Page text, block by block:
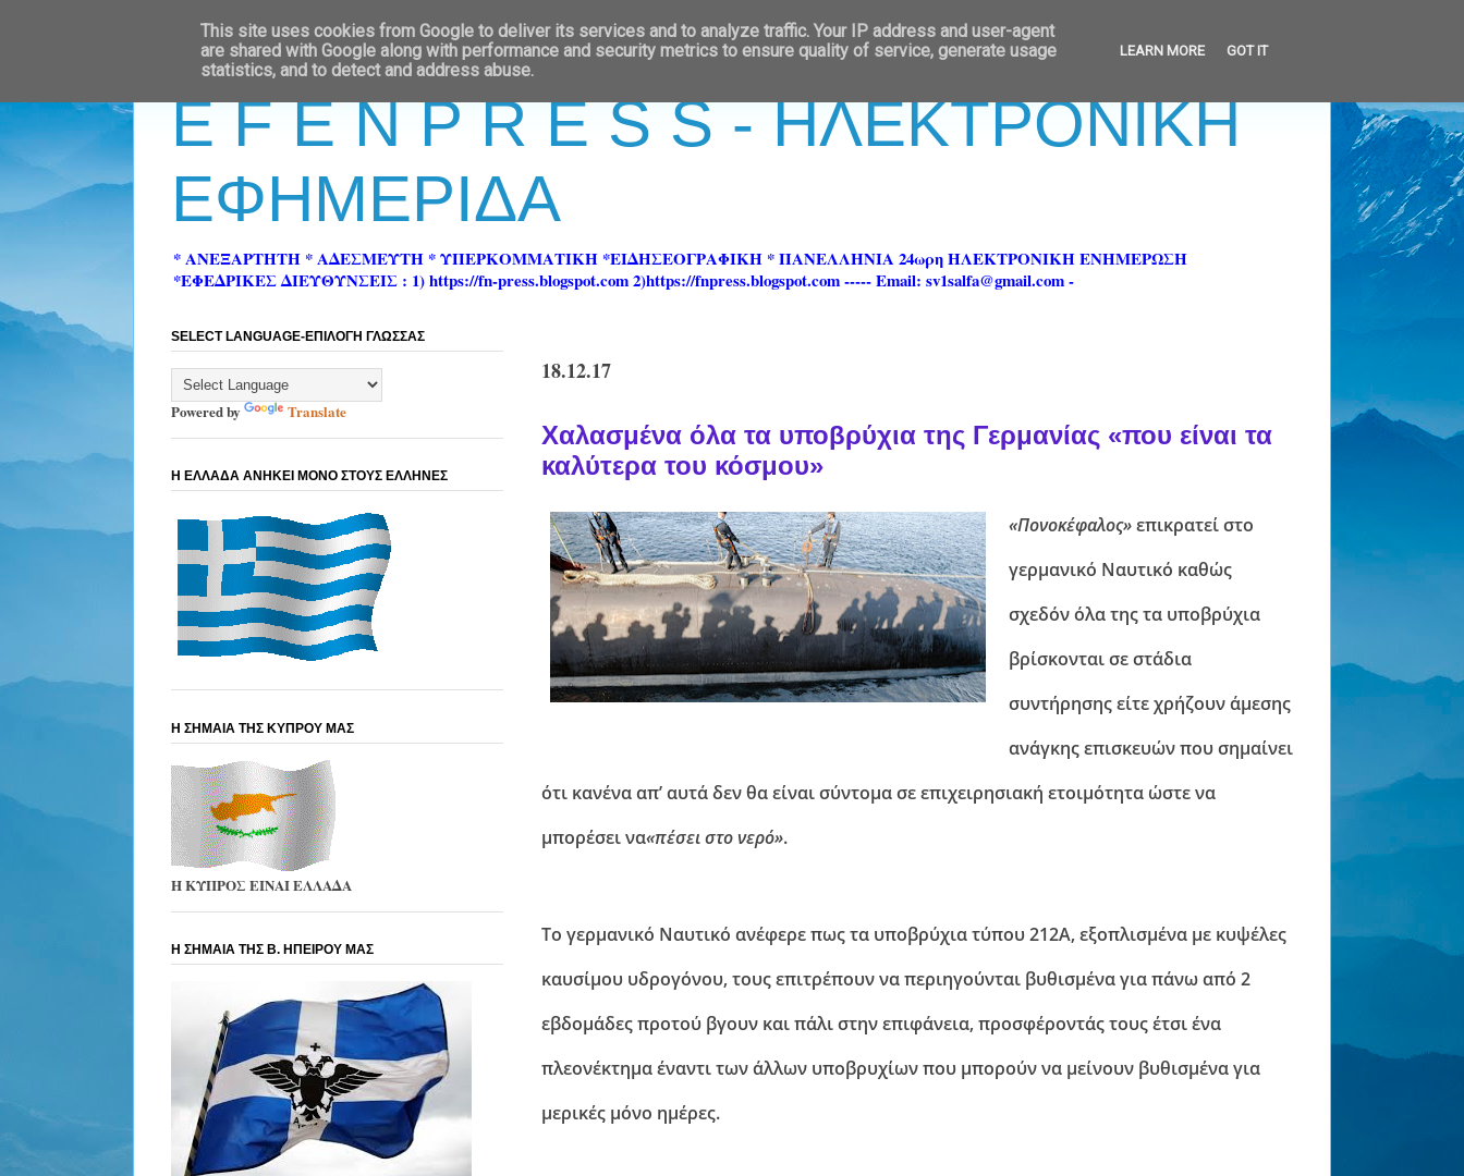
E F E N P R E S S - ΗΛΕΚΤΡΟΝΙΚΗ
ΕΦΗΜΕΡΙΔΑ
* ΑΝΕΞΑΡΤΗΤΗ * ΑΔΕΣΜΕΥΤΗ * ΥΠΕΡΚΟΜΜΑΤΙΚΗ *ΕΙΔΗΣΕΟΓΡΑΦΙΚΗ * ΠΑΝΕΛΛΗΝΙΑ 24ωρη ΗΛΕΚΤΡΟΝΙΚΗ ΕΝΗΜΕΡΩΣΗ
*ΕΦΕΔΡΙΚΕΣ ΔΙΕΥΘΥΝΣΕΙΣ : 1) https://fn-press.blogspot.com 2)https://fnpress.blogspot.com ----- Email: sv1salfa@gmail.com -
18.12.17
Χαλασμένα όλα τα υποβρύχια της Γερμανίας «που είναι τα
καλύτερα του κόσμου»
«Πονοκέφαλος»επικρατεί στο
γερμανικό Ναυτικό καθώς
σχεδόν όλα της τα υποβρύχια
βρίσκονται σε στάδια
συντήρησης είτε χρήζουν άμεσης
ανάγκης επισκευώνπου σημαίνει
ότι κανένα απ’ αυτά δεν θα είναι σύντομα σε επιχειρησιακή ετοιμότητα ώστε να
μπορέσει να«πέσει στο νερό».
Το γερμανικό Ναυτικό ανέφερε πως τα υποβρύχια τύπου 212Α, εξοπλισμένα με κυψέλες
καυσίμου υδρογόνου, τους επιτρέπουν να περιηγούνται βυθισμένα για πάνω από 2
εβδομάδες προτού βγουν και πάλι στην επιφάνεια, προσφέροντάς τους έτσι ένα
πλεονέκτημα έναντι των άλλων υποβρυχίων που μπορούν να μείνουν βυθισμένα για
μερικές μόνο ημέρες.
SELECT LANGUAGE-ΕΠΙΛΟΓΗ ΓΛΩΣΣΑΣ
Powered by Translate
Η ΕΛΛΑΔΑ ΑΝΗΚΕΙ ΜΟΝΟ ΣΤΟΥΣ ΕΛΛΗΝΕΣ
Η ΣΗΜΑΙΑ ΤΗΣ ΚΥΠΡΟΥ ΜΑΣ
Η ΚΥΠΡΟΣ ΕΙΝΑΙ ΕΛΛΑΔΑ
Η ΣΗΜΑΙΑ ΤΗΣ Β. ΗΠΕΙΡΟΥ ΜΑΣ
This site uses cookies from Google to deliver its services and to analyze traffic. Your IP address and user-agent
are shared with Google along with performance and security metrics to ensure quality of service, generate usage
statistics, and to detect and address abuse.
LEARN MORE GOT IT